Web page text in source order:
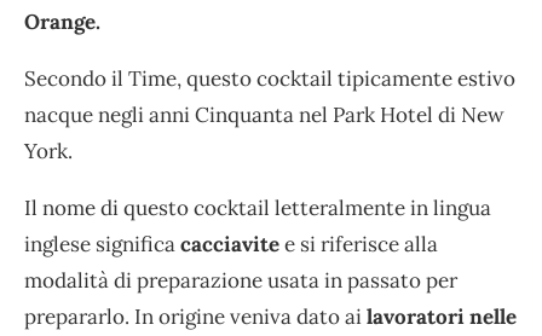
Orange.
Secondo il Time, questo cocktail tipicamente estivo
nacque negli anni Cinquanta nel Park Hotel di New
York.
Il nome di questo cocktail letteralmente in lingua
inglese significacacciavitee si riferisce alla
modalità di preparazione usata in passato per
prepararlo. In origine veniva dato ailavoratori nelle